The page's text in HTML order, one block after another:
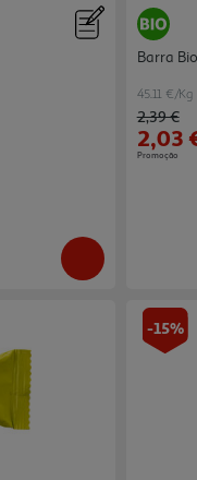
Barra
45.11 €/Kg
Price
2,39 €to
2,03
Promoção
-15%